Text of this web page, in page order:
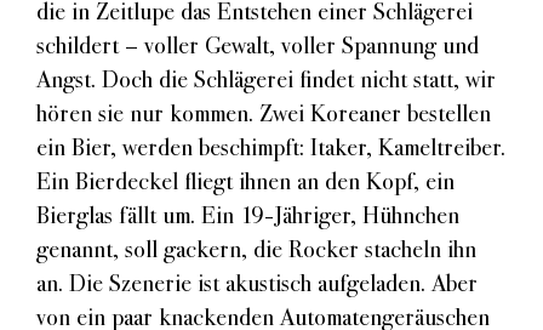
die in Zeitlupe das Entstehen einer Schlägerei
schildert – voller Gewalt, voller Spannung und
Angst. Doch die Schlägerei findet nicht statt, wir
hören sie nur kommen. Zwei Koreaner bestellen
ein Bier, werden beschimpft: Itaker, Kameltreiber.
Ein Bierdeckel fliegt ihnen an den Kopf, ein
Bierglas fällt um. Ein 19-Jähriger, Hühnchen
genannt, soll gackern, die Rocker stacheln ihn
an. Die Szenerie ist akustisch aufgeladen. Aber
von ein paar knackenden Automatengeräuschen